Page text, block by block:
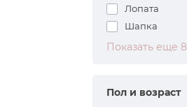
Лопата
Шапка
Показать еще 8
Пол и возраст